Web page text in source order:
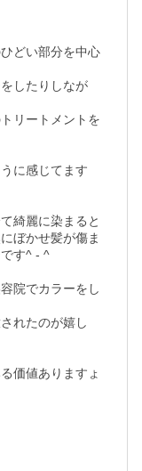
どい部分を中心
したりしなが
リートメントを
に感じてます
綺麗に染まると
ぼかせ髪が傷ま
す^ - ^
院でカラーをし
れたのが嬉し
価値ありますょ